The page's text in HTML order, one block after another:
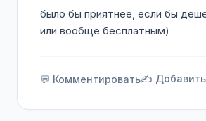
было бы приятнее, если бы
или вообще бесплатным)
💬 Комментировать✍️ Добавить